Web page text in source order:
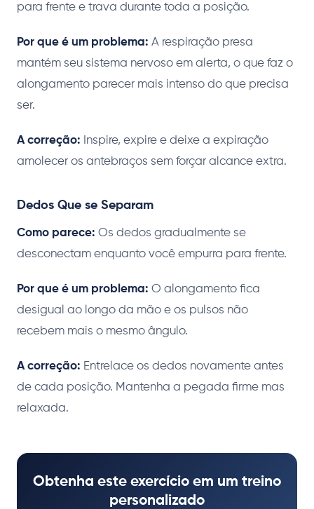
para frente e trava durante toda a posição.
Por que é um problema: A respiração presa
mantém seu sistema nervoso em alerta, o que faz o
alongamento parecer mais intenso do que precisa
ser.
A correção: Inspire, expire e deixe a expiração
amolecer os antebraços sem forçar alcance extra.
Dedos Que se Separam
Como parece: Os dedos gradualmente se
desconectam enquanto você empurra para frente.
Por que é um problema: O alongamento fica
desigual ao longo da mão e os pulsos não
recebem mais o mesmo ângulo.
A correção: Entrelace os dedos novamente antes
de cada posição. Mantenha a pegada firme mas
relaxada.
Obtenha este exercício em um treino
personalizado